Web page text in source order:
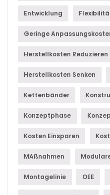
Entwicklung
Geringe
Herstellkosten Reduzieren
Herstellkosten Senken
Kettenbänder
Konzeptphase
Kosten Einsparen
MAßnahmen
Montagelinie OEE